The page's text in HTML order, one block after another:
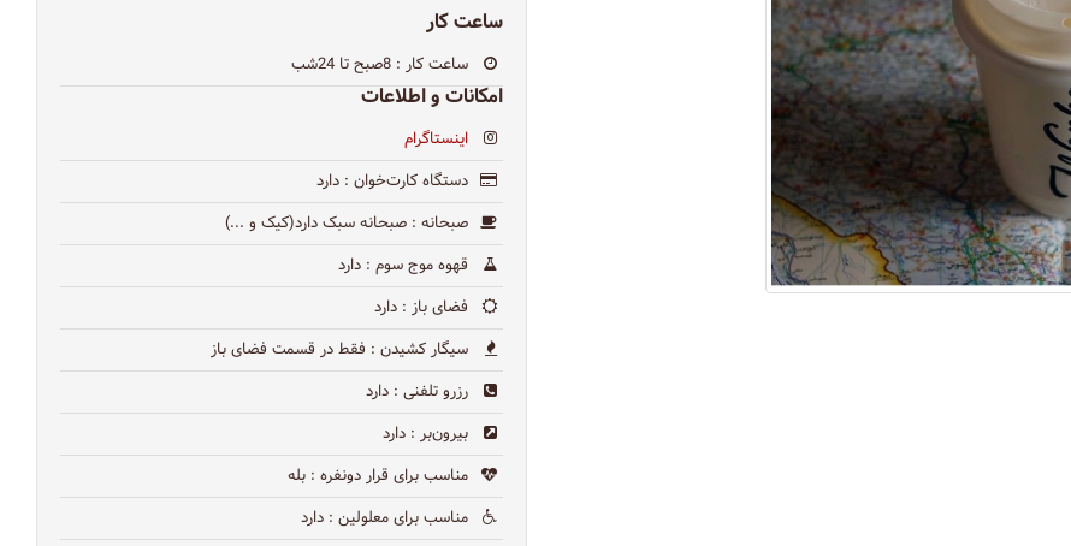
ساعت کار
ساعت کار : 8صبح تا 24شب
امکانات و اطلاعات
اینستاگرام
دستگاه کارت‌خوان : دارد
صبحانه : صبحانه سبک دارد(کیک و ...)
قهوه موج سوم : دارد
فضای باز : دارد
سیگار کشیدن : فقط در قسمت فضای باز
رزرو تلفنی : دارد
بیرون‌بر : دارد
مناسب برای قرار دونفره : بله
مناسب برای معلولین : دارد